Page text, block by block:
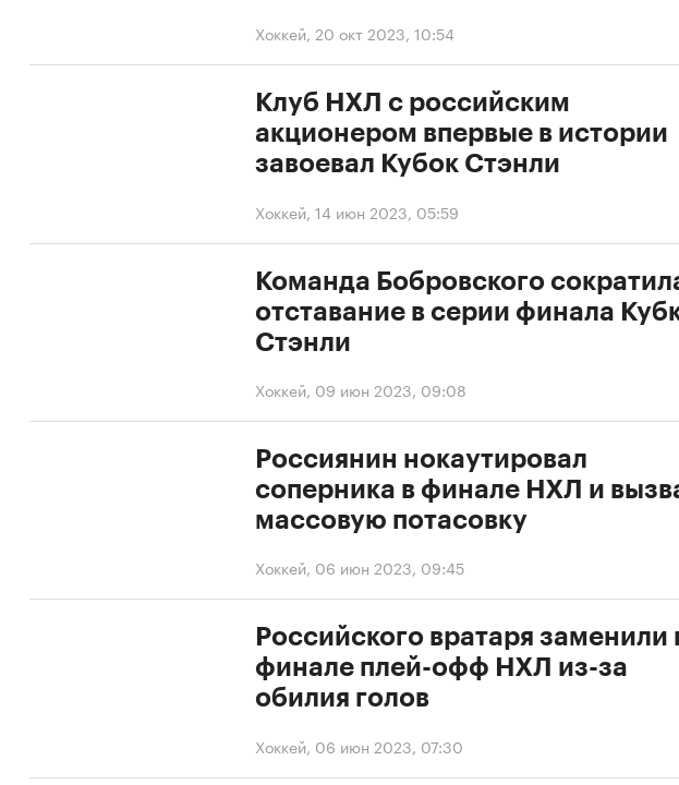
Хоккей, 20 окт 2023, 10:54
Хоккей, 14 июн 2023, 05:59
Клуб НХЛ с российским
акционером впервые в истории
завоевал Кубок Стэнли
Хоккей, 09 июн 2023, 09:08
Команда Бобровского
отставание в серии финала
Стэнли
Хоккей, 06 июн 2023, 09:45
Россиянин нокаутировал
соперника в финале НХЛ и
массовую потасовку
Хоккей, 06 июн 2023, 07:30
Российского вратаря заменили
финале плей-офф НХЛ из-за
обилия голов